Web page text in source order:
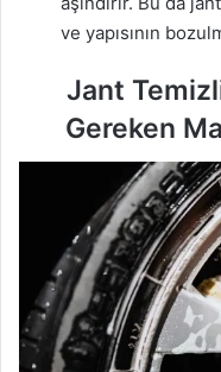
ve yapısının
Jant
Gereken